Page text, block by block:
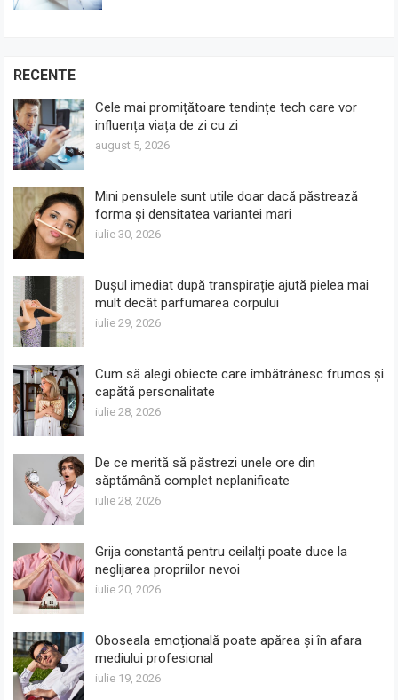
RECENTE
Cele mai promițătoare tendințe tech care vor
influența viața de zi cu zi
august 5, 2026
Mini pensulele sunt utile doar dacă păstrează
forma și densitatea variantei mari
iulie 30, 2026
Dușul imediat după transpirație ajută pielea mai
mult decât parfumarea corpului
iulie 29, 2026
Cum să alegi obiecte care îmbătrânesc frumos și
capătă personalitate
iulie 28, 2026
De ce merită să păstrezi unele ore din
săptămână complet neplanificate
iulie 28, 2026
Grija constantă pentru ceilalți poate duce la
neglijarea propriilor nevoi
iulie 20, 2026
Oboseala emoțională poate apărea și în afara
mediului profesional
iulie 19, 2026